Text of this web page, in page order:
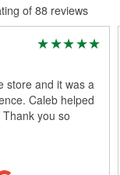
of 88 reviews
store and it was a
Caleb helped
you so